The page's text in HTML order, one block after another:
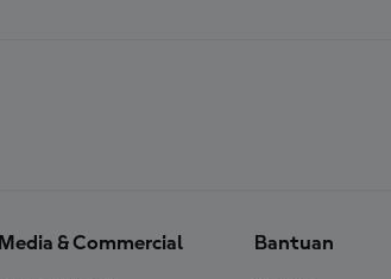
Media & Commercial Bantuan